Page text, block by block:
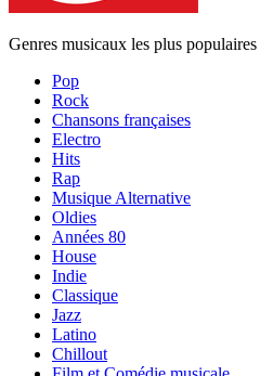
Genres musicaux les plus populaires
Pop
Rock
Chansons françaises
Electro
Hits
Rap
Musique Alternative
Oldies
Années 80
House
Indie
Classique
Jazz
Latino
Chillout